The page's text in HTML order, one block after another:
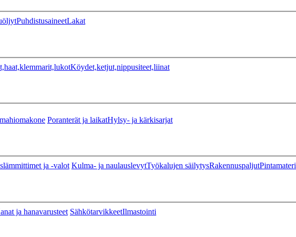
PuhdistusaineetLakat
Köydet,ketjut,nippusiteet,liinat
Poranterät ja laikatHylsy- ja kärkisarjat
ja -valot Kulma- ja naulauslevytTyökalujen säilytysRakennuspaljut
ja hanavarusteet SähkötarvikkeetIlmastointi